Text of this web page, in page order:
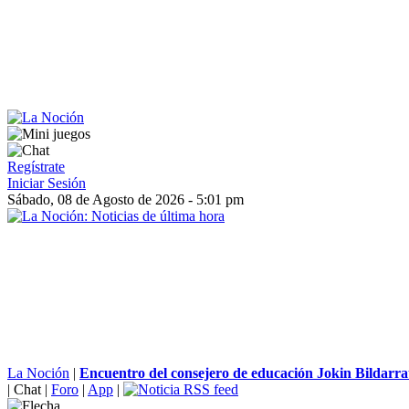
Regístrate
Iniciar Sesión
Sábado, 08 de Agosto de 2026 - 5:01 pm
La Noción | Encuentro del consejero de educación Jokin
| Chat | Foro | App |